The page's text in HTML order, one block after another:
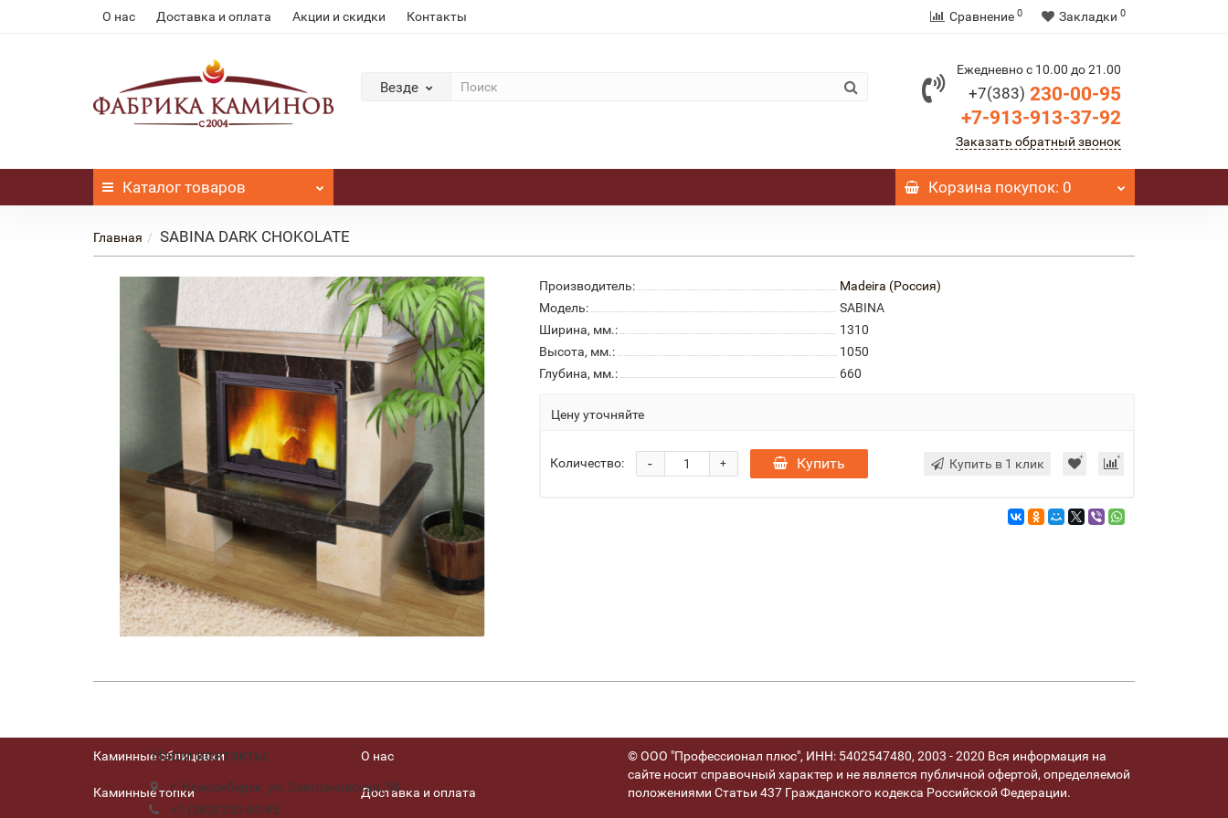
О нас Доставка и оплата Акции и скидки Контакты Сравнение 0 Закладки 0
Везде
Ежедневно с 10.00 до 21.00
+7(383) 230-00-95
+7-913-913-37-92
Заказать обратный звонок
Каталог товаров Корзинапокупок: 0
Главная SABINA DARK CHOKOLATE
Производитель:
Madeira (Россия)
Модель:
SABINA
Ширина, мм.:
1310
Высота, мм.:
1050
Глубина, мм.:
660
Цену уточняйте
Количество: +
- Купить Купить в 1 клик
Наши контакты:
г. Новосибирск, ул. Светлановская, 50
+7 (383) 230-00-95
Каминные облицовки
Каминные топки
О нас
Доставка и оплата
© ООО "Профессионал плюс", ИНН: 5402547480, 2003 - 2020 Вся информация на
сайте носит справочный характер и не является публичной офертой, определяемой
положениями Статьи 437 Гражданского кодекса Российской Федерации.